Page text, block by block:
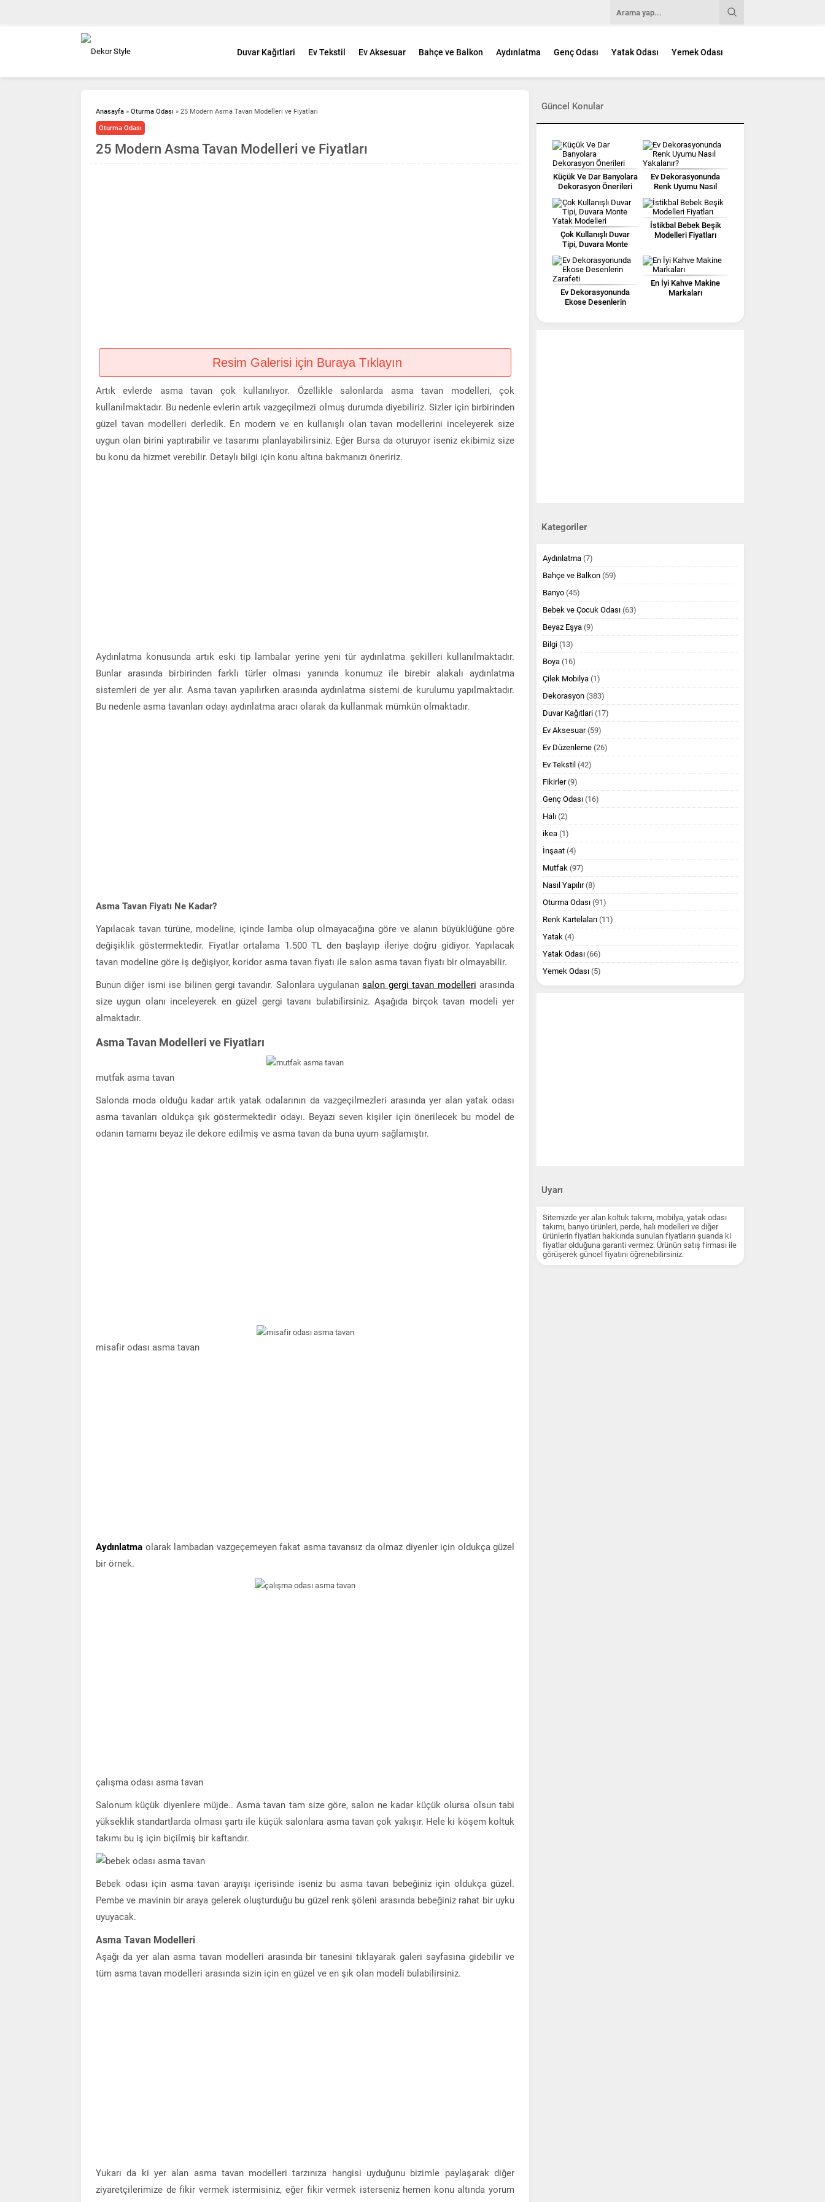
Duvar Kağıtlari Ev Tekstil Ev Aksesuar Bahçe ve Balkon Aydınlatma Genç Odası Yatak Odası Yemek Odası
Anasayfa » Oturma Odası » 25 Modern Asma Tavan Modelleri ve Fiyatları
Oturma Odası
25 Modern Asma Tavan Modelleri ve Fiyatları
Resim Galerisi için Buraya Tıklayın
Artık evlerde asma tavan çok kullanılıyor. Özellikle salonlarda asma tavan modelleri, çok
kullanılmaktadır. Bu nedenle evlerin artık vazgeçilmezi olmuş durumda diyebiliriz. Sizler için birbirinden
güzel tavan modelleri derledik. En modern ve en kullanışlı olan tavan modellerini inceleyerek size
uygun olan birini yaptırabilir ve tasarımı planlayabilirsiniz. Eğer Bursa da oturuyor iseniz ekibimiz size
bu konu da hizmet verebilir. Detaylı bilgi için konu altına bakmanızı öneririz.
Aydınlatma konusunda artık eski tip lambalar yerine yeni tür aydınlatma şekilleri kullanılmaktadır.
Bunlar arasında birbirinden farklı türler olması yanında konumuz ile birebir alakalı aydınlatma
sistemleri de yer alır. Asma tavan yapılırken arasında aydınlatma sistemi de kurulumu yapılmaktadır.
Bu nedenle asma tavanları odayı aydınlatma aracı olarak da kullanmak mümkün olmaktadır.
Asma Tavan Fiyatı Ne Kadar?
Yapılacak tavan türüne, modeline, içinde lamba olup olmayacağına göre ve alanın büyüklüğüne göre
değişiklik göstermektedir. Fiyatlar ortalama 1.500 TL den başlayıp ileriye doğru gidiyor. Yapılacak
tavan modeline göre iş değişiyor, koridor asma tavan fiyatı ile salon asma tavan fiyatı bir olmayabilir.
Bunun diğer ismi ise bilinen gergi tavandır. Salonlara uygulanansalon gergi tavan modelleri arasında
size uygun olanı inceleyerek en güzel gergi tavanı bulabilirsiniz. Aşağıda birçok tavan modeli yer
almaktadır.
Asma Tavan Modelleri ve Fiyatları
mutfak asma tavan
Salonda moda olduğu kadar artık yatak odalarının da vazgeçilmezleri arasında yer alan yatak odası
asma tavanları oldukça şık göstermektedir odayı. Beyazı seven kişiler için önerilecek bu model de
odanın tamamı beyaz ile dekore edilmiş ve asma tavan da buna uyum sağlamıştır.
misafir odası asma tavan
Aydınlatma olarak lambadan vazgeçemeyen fakat asma tavansız da olmaz diyenler için oldukça güzel
bir örnek.
çalışma odası asma tavan
Salonum küçük diyenlere müjde.. Asma tavan tam size göre, salon ne kadar küçük olursa olsun tabi
yükseklik standartlarda olması şartı ile küçük salonlara asma tavan çok yakışır. Hele ki köşem koltuk
takımı bu iş için biçilmiş bir kaftandır.
Bebek odası için asma tavan arayışı içerisinde iseniz bu asma tavan bebeğiniz için oldukça güzel.
Pembe ve mavinin bir araya gelerek oluşturduğu bu güzel renk şöleni arasında bebeğiniz rahat bir uyku
uyuyacak.
Asma Tavan Modelleri
Aşağı da yer alan asma tavan modelleri arasında bir tanesini tıklayarak galeri sayfasına gidebilir ve
tüm asma tavan modelleri arasında sizin için en güzel ve en şık olan modeli bulabilirsiniz.
Yukarı da ki yer alan asma tavan modelleri tarzınıza hangisi uyduğunu bizimle paylaşarak diğer
ziyaretçilerimize de fikir vermek istermisiniz, eğer fikir vermek isterseniz hemen konu altında yorum
Güncel Konular
Küçük Ve Dar Banyolara
Dekorasyon Önerileri
Ev Dekorasyonunda
Renk Uyumu Nasıl
Çok Kullanışlı Duvar
Tipi, Duvara Monte
İstikbal Bebek Beşik
Modelleri Fiyatları
Ev Dekorasyonunda
Ekose Desenlerin
En İyi Kahve Makine
Markaları
Kategoriler
Aydınlatma (7)
Bahçe ve Balkon (59)
Banyo (45)
Bebek ve Çocuk Odası (63)
Beyaz Eşya (9)
Bilgi (13)
Boya (16)
Çilek Mobilya (1)
Dekorasyon (383)
Duvar Kağıtlari (17)
Ev Aksesuar(59)
Ev Düzenleme (26)
Ev Tekstil (42)
Fikirler(9)
Genç Odası (16)
Halı (2)
ikea (1)
İnşaat (4)
Mutfak (97)
Nasıl Yapılır(8)
Oturma Odası (91)
Renk Kartelaları (11)
Yatak (4)
Yatak Odası (66)
Yemek Odası (5)
Uyarı
Sitemizde yer alan koltuk takımı, mobilya, yatak odası
takımı, banyo ürünleri, perde, halı modelleri ve diğer
ürünlerin fiyatları hakkında sunulan fiyatların şuanda ki
fiyatlar olduğuna garanti vermez. Ürünün satış firması ile
görüşerek güncel fiyatını öğrenebilirsiniz.